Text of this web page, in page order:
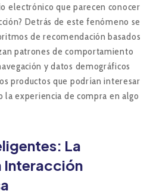
electrónico que parecen conocer
Detrás de este fenómeno se
de recomendación basados
patrones de comportamiento
y datos demográficos
productos que podrían interesar
la experiencia de compra en algo
La
Interacción